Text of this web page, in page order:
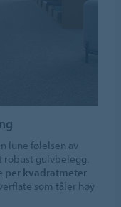
lune følelsen av
gulvbelegg.
per kvadratmeter
som tåler høy